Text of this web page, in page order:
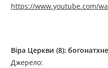
https://www.youtube.com/
Віра Церкви (8):
Джерелo: